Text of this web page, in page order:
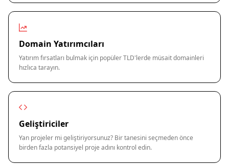
Domain Yatırımcıları
Yatırım fırsatları bulmak için popüler TLD'lerde müsait domainleri
hızlıca tarayın.
Geliştiriciler
Yan projeler mi geliştiriyorsunuz? Bir tanesini seçmeden önce
birden fazla potansiyel proje adını kontrol edin.